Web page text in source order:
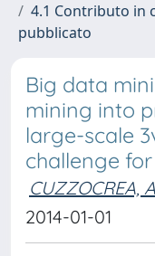
4.1 Contributo in
pubblicato
Big data
mining into
large-scale
challenge
CUZZOCREA,
2014-01-01